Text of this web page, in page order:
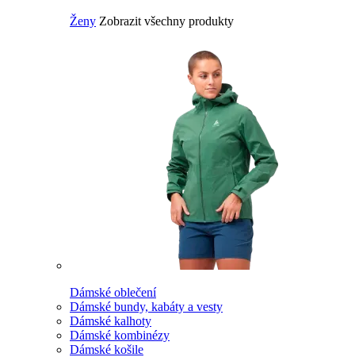
Ženy Zobrazit všechny produkty
Dámské oblečení
Dámské bundy, kabáty a vesty
Dámské kalhoty
Dámské kombinézy
Dámské košile